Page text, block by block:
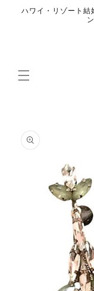
ンツに
ハワイ・リゾート結
報にス
キップ